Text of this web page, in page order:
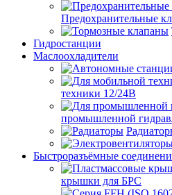
Предохранительные
Гидростанции
Маслоохладители
техники 12/24В
промышленной
Быстроразъёмные
крышки для БРС